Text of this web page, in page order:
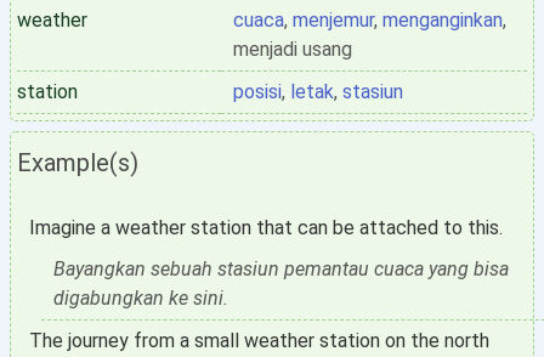
weather cuaca, menjemur, menganginkan,
menjadi usang
station
posisi, letak, stasiun
Example(s)
Imagine a weather station that can be attached to this.
Bayangkan sebuah stasiun pemantau cuaca yang bisa
digabungkan ke sini.
The journey from a small weather station on the north